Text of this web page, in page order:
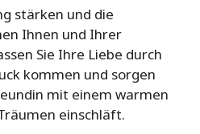
stärken und die
Ihnen und Ihrer
Sie Ihre Liebe durch
kommen und sorgen
mit einem warmen
einschläft.